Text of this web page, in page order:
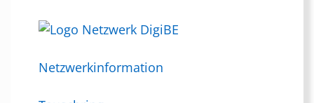
Netzwerkinformation